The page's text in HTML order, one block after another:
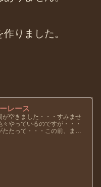
りました。
レース
が空きました・・・すみませ
やっているのですが・・・
たたって・・・この前、まさ